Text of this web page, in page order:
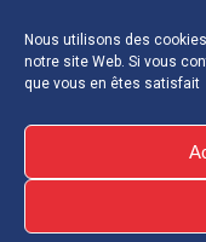
Nous utilisons des
notre site Web. Si vous
que vous en êtes satisfait